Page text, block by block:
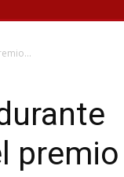
premio